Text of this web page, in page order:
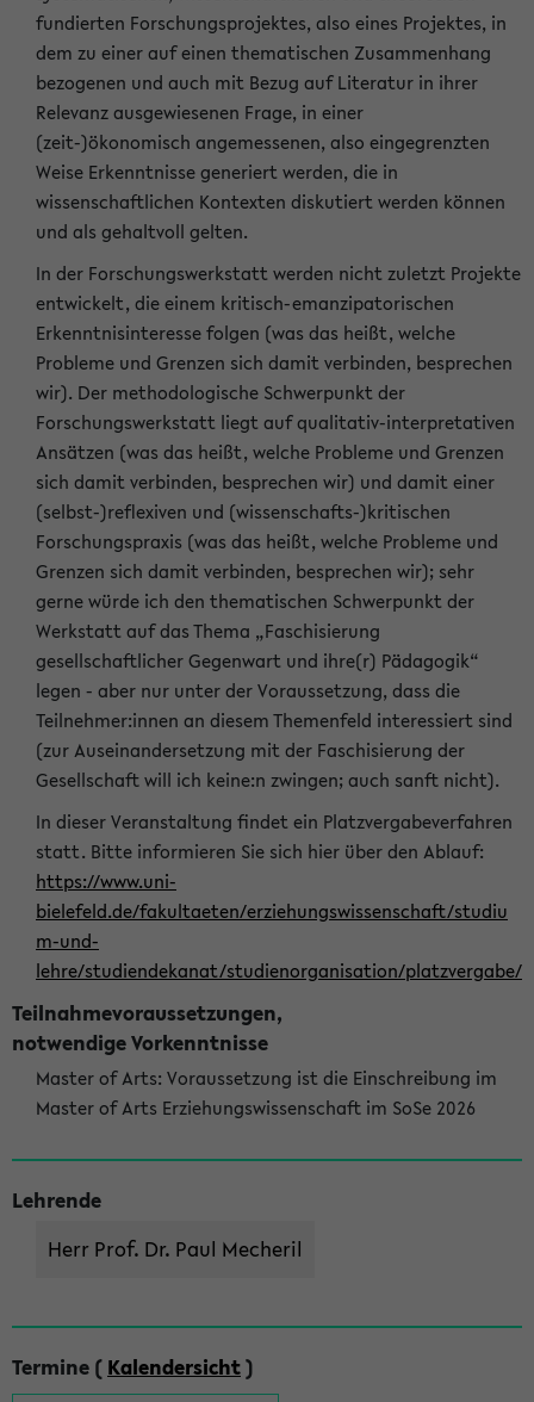
fundierten Forschungsprojektes, also eines Projektes, in
dem zu einer auf einen thematischen Zusammenhang
bezogenen und auch mit Bezug auf Literatur in ihrer
Relevanz ausgewiesenen Frage, in einer
(zeit-)ökonomisch angemessenen, also eingegrenzten
Weise Erkenntnisse generiert werden, die in
wissenschaftlichen Kontexten diskutiert werden können
und als gehaltvoll gelten.
In der Forschungswerkstatt werden nicht zuletzt Projekte
entwickelt, die einem kritisch-emanzipatorischen
Erkenntnisinteresse folgen (was das heißt, welche
Probleme und Grenzen sich damit verbinden, besprechen
wir). Der methodologische Schwerpunkt der
Forschungswerkstatt liegt auf qualitativ-interpretativen
Ansätzen (was das heißt, welche Probleme und Grenzen
sich damit verbinden, besprechen wir) und damit einer
(selbst-)reflexiven und (wissenschafts-)kritischen
Forschungspraxis (was das heißt, welche Probleme und
Grenzen sich damit verbinden, besprechen wir); sehr
gerne würde ich den thematischen Schwerpunkt der
Werkstatt auf das Thema „Faschisierung
gesellschaftlicher Gegenwart und ihre(r) Pädagogik“
legen - aber nur unter der Voraussetzung, dass die
Teilnehmer:innen an diesem Themenfeld interessiert sind
(zur Auseinandersetzung mit der Faschisierung der
Gesellschaft will ich keine:n zwingen; auch sanft nicht).
In dieser Veranstaltung findet ein Platzvergabeverfahren
statt. Bitte informieren Sie sich hier über den Ablauf:
https://www.uni-
bielefeld.de/fakultaeten/erziehungswissenschaft/studiu
m-und-
lehre/studiendekanat/studienorganisation/platzvergabe/
Teilnahmevoraussetzungen,
notwendige Vorkenntnisse
Master of Arts: Voraussetzung ist die Einschreibung im
Master of Arts Erziehungswissenschaft im SoSe 2026
Lehrende
Herr Prof. Dr. Paul Mecheril
Termine ( Kalendersicht)